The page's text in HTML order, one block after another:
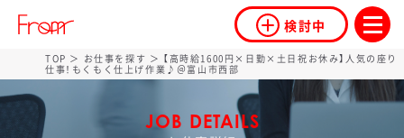
検討中
TOP ＞ お仕事を探す ＞ 【高時給1600円×日勤×土日祝お休み】人気の座り
仕事！もくもく仕上げ作業♪＠富山市西部
JOB DETAILS